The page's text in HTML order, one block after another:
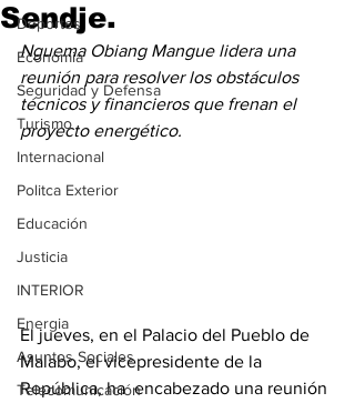
Deportes
Economia
Seguridad y Defensa
Turismo
Internacional
Politca Exterior
Educación
Justicia
INTERIOR
Energia
Asuntos Sociales
Telecomunicación
Sendje.
Nguema Obiang Mangue lidera una
reunión para resolver los obstáculos
técnicos y financieros que frenan el
proyecto energético.
El jueves, en el Palacio del Pueblo de
Malabo, el vicepresidente de la
República, ha  encabezado una reunión